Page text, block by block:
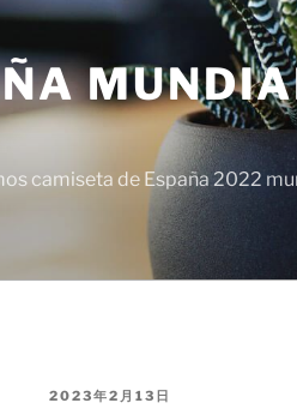
camiseta de España 2022
PUBLICADO
2023年2月13日